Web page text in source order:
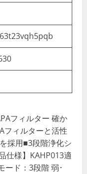
フィルター 確か
フィルターと活性
採用■3段階浄化シ
仕様】KAHP013適
ード：3段階 弱･